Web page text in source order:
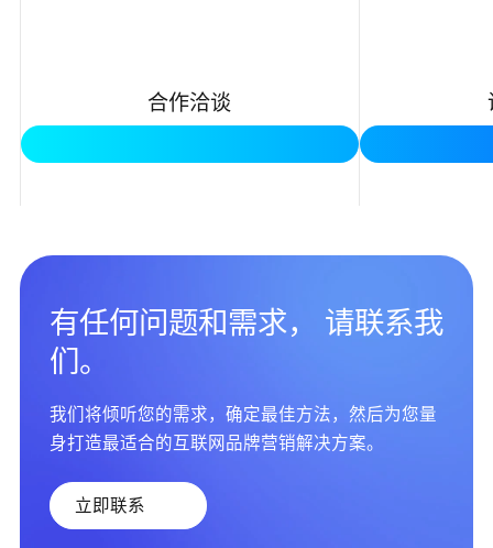
合作洽谈
有任何问题和需求， 请联系我
们。
我们将倾听您的需求，确定最佳方法，然后为您量
身打造最适合的互联网品牌营销解决方案。
立即联系